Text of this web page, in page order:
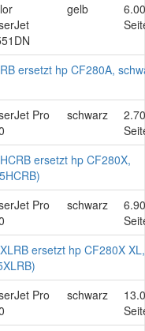
gelb
ersetzt hp CF280A,
Pro
schwarz
ersetzt hp CF280X,
Pro
schwarz
ersetzt hp CF280X XL,
Pro
schwarz